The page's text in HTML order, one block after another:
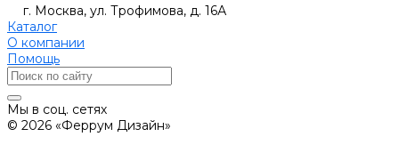
г. Москва, ул. Трофимова, д. 16А
Каталог
О компании
Помощь
Мы в соц. сетях
© 2026 «Феррум Дизайн»